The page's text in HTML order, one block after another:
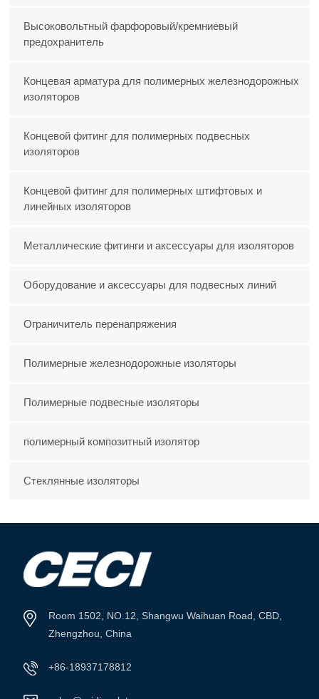
Высоковольтный фарфоровый/кремниевый
предохранитель
Концевая арматура для полимерных железнодорожных
изоляторов
Концевой фитинг для полимерных подвесных
изоляторов
Концевой фитинг для полимерных штифтовых и
линейных изоляторов
Металлические фитинги и аксессуары для изоляторов
Оборудование и аксессуары для подвесных линий
Ограничитель перенапряжения
Полимерные железнодорожные изоляторы
Полимерные подвесные изоляторы
полимерный композитный изолятор
Стеклянные изоляторы
Room 1502, NO.12, Shangwu Waihuan Road, CBD,
Zhengzhou, China
+86-18937178812